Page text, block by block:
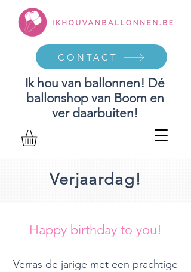
Ik hou van ballonnen! Dé
ballonshop van Boom en
ver daarbuiten!
CONTACT
Verjaardag!
Happy birthday to you!
Verras de jarige met een prachtige